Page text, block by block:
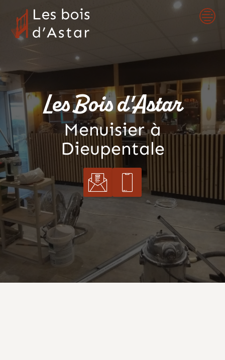
content
Les Bois d'Astar
Menuisier à
Dieupentale